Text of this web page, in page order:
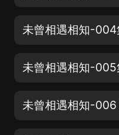
未曾相遇相知-
未曾相遇相知-005
未曾相遇相知-006